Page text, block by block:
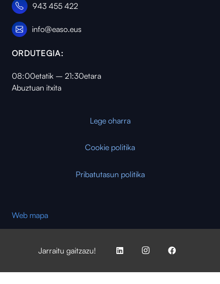
943 455 422
info@easo.eus
ORDUTEGIA:
08:00etatik – 21:30etara
Abuztuan itxita
Lege oharra
Cookie politika
Pribatutasun politika
Web mapa
Jarraitu gaitzazu!